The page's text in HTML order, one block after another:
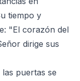
tiempo y
"El corazón del
dirige sus
puertas se